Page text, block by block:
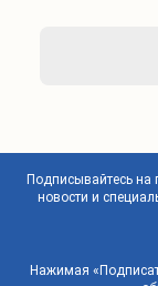
Подписывайтесь на
новости и
Нажимая